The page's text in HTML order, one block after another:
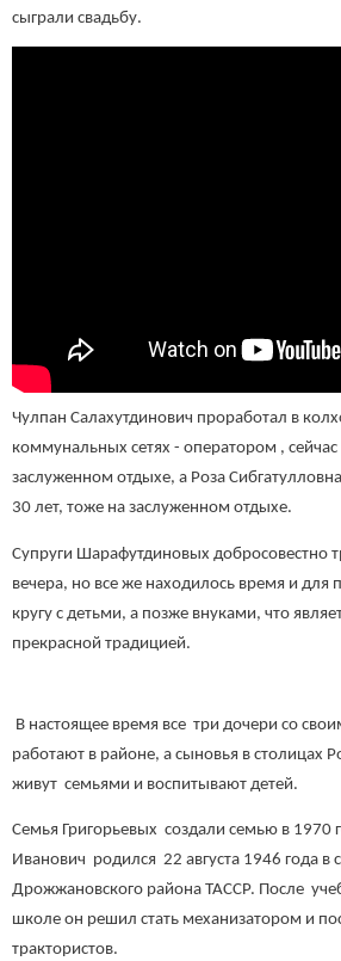
сыграли свадьбу.
Чулпан Салахутдинович проработал в
коммунальных сетях - оператором ,
заслуженном отдыхе, а Роза
30 лет, тоже на заслуженном отдыхе.
Супруги Шарафутдиновых добросовестно
вечера, но все же находилось время и для
кругу с детьми, а позже внуками, что
прекрасной традицией.
В настоящее время все три дочери со
работают в районе, а сыновья в столицах
живут семьями и воспитывают детей.
Семья Григорьевых создали семью в 1970
Иванович родился 22 августа 1946 года
Дрожжановского района ТАССР. После
школе он решил стать механизатором и
трактористов.